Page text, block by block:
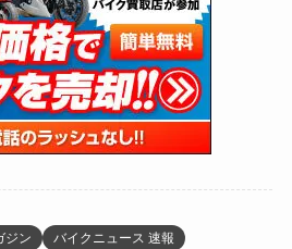
(63)
(6)
(47)
(204)
(34)
(35)
(41)
(12)
(16)
ジン
バイクニュース 速報